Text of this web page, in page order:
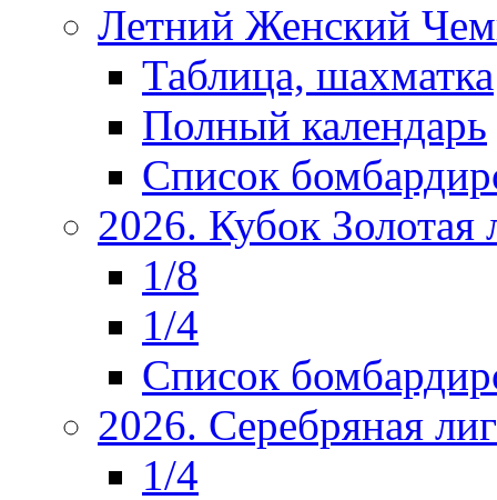
Летний Женский
Таблица, шахматка
Полный календарь
Список
2026. Кубок Золотая
1/8
1/4
Список
2026. Серебряная
1/4